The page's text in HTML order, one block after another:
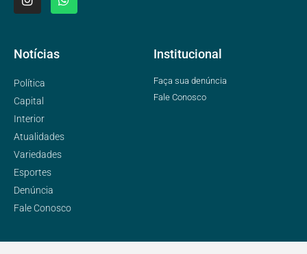
Notícias
Política
Capital
Interior
Atualidades
Variedades
Esportes
Denúncia
Fale Conosco
Institucional
Faça sua denúncia
Fale Conosco